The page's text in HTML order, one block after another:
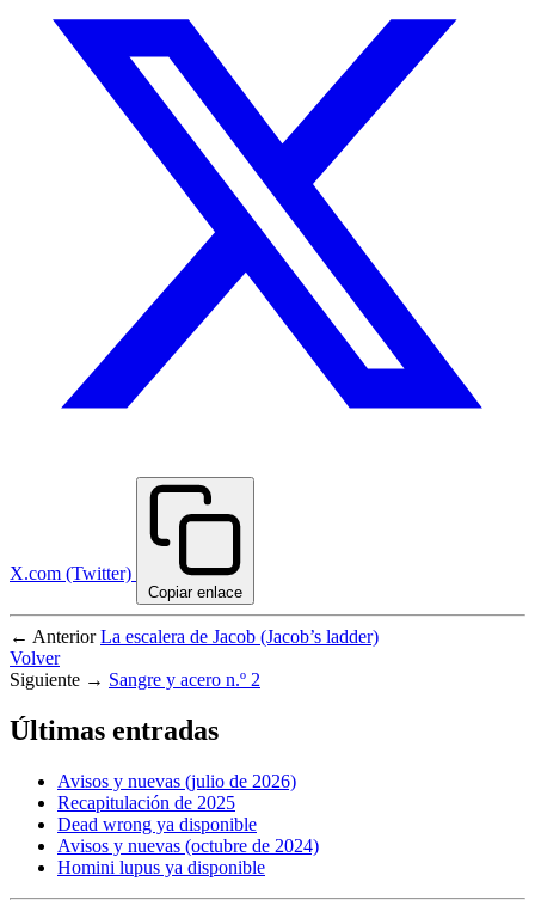
X.com (Twitter)
Copiar enlace
← Anterior La escalera de Jacob (Jacob’s ladder)
Volver
Siguiente → Sangre y acero n.º 2
Últimas entradas
Avisos y nuevas (julio de 2026)
Recapitulación de 2025
Dead wrong ya disponible
Avisos y nuevas (octubre de 2024)
Homini lupus ya disponible